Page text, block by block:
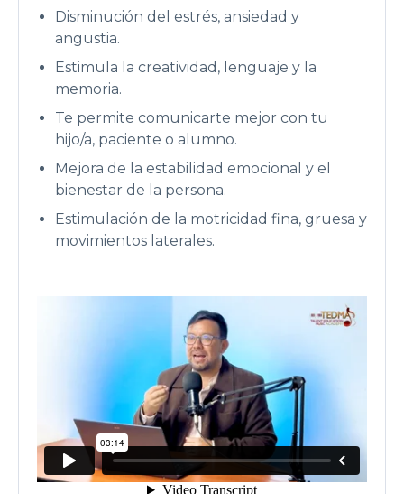
Disminución del estrés, ansiedad y
angustia.
Estimula la creatividad, lenguaje y la
memoria.
Te permite comunicarte mejor con tu
hijo/a, paciente o alumno.
Mejora de la estabilidad emocional y el
bienestar de la persona.
Estimulación de la motricidad fina, gruesa y
movimientos laterales.